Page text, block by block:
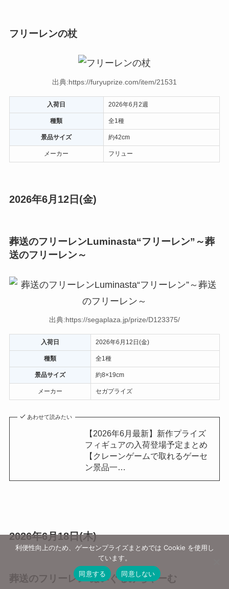
フリーレンの杖
出典:https://furyuprize.com/item/21531
入荷日 2026年6月2週
種類 全1種
景品サイズ 約42cm
メーカー フリュー
2026年6月12日(金)
葬送のフリーレンLuminasta“フリーレン”～葬
送のフリーレン～
出典:https://segaplaza.jp/prize/D123375/
入荷日 2026年6月12日(金)
種類 全1種
景品サイズ 約8×19cm
メーカー セガプライズ
あわせて読みたい
【2026年6月最新】新作プライズ
フィギュアの入荷登場予定まとめ
【クレーンゲームで取れるゲーセ
ン景品一…
2026年6月18日(木)
葬送のフリーレン ぬいぐるみちゃーむ
利便性向上のため、ゲーセンプライズまとめでは Cookie を使用し
ています。
同意する
同意しない